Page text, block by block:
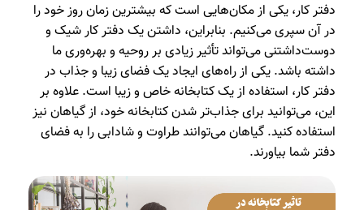
دفتر کار، یکی از مکان‌هایی است که بیشترین زمان روز خود را
در آن سپری می‌کنیم. بنابراین، داشتن یک دفتر کار شیک و
دوست‌داشتنی می‌تواند تأثیر زیادی بر روحیه و بهره‌وری ما
داشته باشد. یکی از راه‌های ایجاد یک فضای زیبا و جذاب در
دفتر کار، استفاده از یک کتابخانه خاص و زیبا است. علاوه بر
این، می‌توانید برای جذاب‌تر شدن کتابخانه خود، از گیاهان نیز
استفاده کنید. گیاهان می‌توانند طراوت و شادابی را به فضای
دفتر شما بیاورند.